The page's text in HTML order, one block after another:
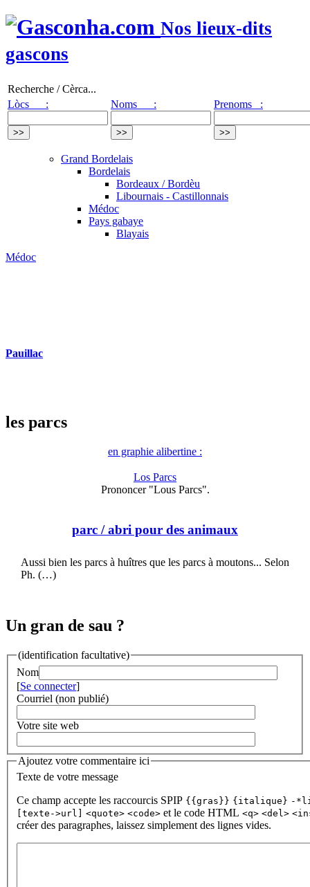
Nos lieux-dits
gascons
Recherche / Cèrca...
Lòcs :
Noms : Prenoms :
Grand Bordelais
Bordelais
Bordeaux / Bordèu
Libournais - Castillonnais
Médoc
Pays gabaye
Blayais
Médoc
Pauillac
les parcs
en graphie alibertine :
Los Parcs
Prononcer "Lous Parcs".
parc / abri pour des animaux
Aussi bien les parcs à huîtres que les parcs à moutons... Selon
Ph. (…)
Un gran de sau ?
(identification facultative)
Nom
[Se connecter]
Courriel (non publié)
Votre site web
Ajoutez votre commentaire ici
Texte de votre message
Ce champ accepte les raccourcis SPIP {{gras}} {italique} -
[texte->url]
<quote> <code> et le code HTML <q> <del>
créer des paragraphes, laissez simplement des lignes vides.